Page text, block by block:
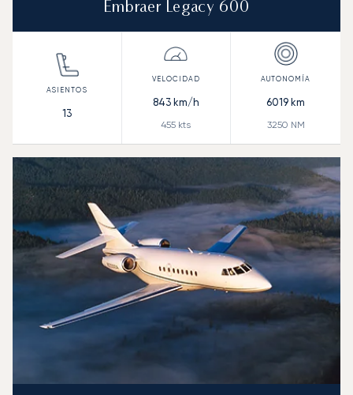
Embraer Legacy 600
13
843km/h
455 kts
6019 km
3250 NM